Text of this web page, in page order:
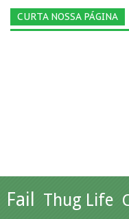
CURTA NOSSA PÁGINA
Fail Thug Life